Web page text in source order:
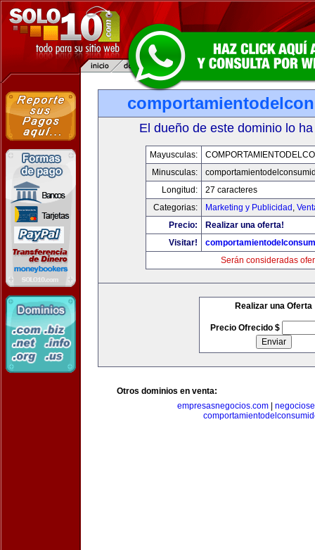
El dueño de este dominio lo
Mayusculas:
Minusculas:
Longitud:
27 caracteres
Categorias:
Marketing y Publicidad ,
Precio:
Realizar una oferta!
Visitar!
Serán consideradas
Realizar una Oferta
Precio Ofrecido $
Otros dominios en venta:
empresasnegocios.com|